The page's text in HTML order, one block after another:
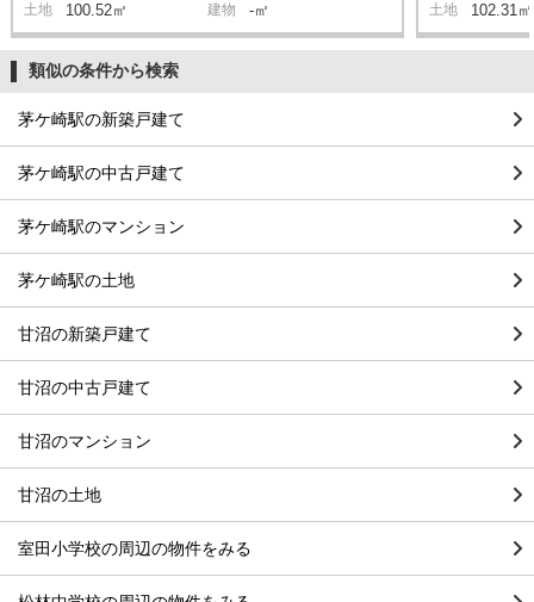
土地 100.52㎡ 建物 -㎡ 土地 102.31㎡
類似の条件から検索
茅ケ崎駅の新築戸建て
茅ケ崎駅の中古戸建て
茅ケ崎駅のマンション
茅ケ崎駅の土地
甘沼の新築戸建て
甘沼の中古戸建て
甘沼のマンション
甘沼の土地
室田小学校の周辺の物件をみる